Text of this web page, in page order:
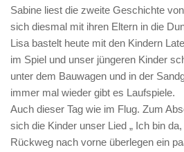
Sabine liest die zweite Geschichte
sich diesmal mit ihren Eltern in die
Lisa bastelt heute mit den Kindern
im Spiel und unser jüngeren Kinder
unter dem Bauwagen und in der
immer mal wieder gibt es Laufspiele.
Auch dieser Tag wie im Flug. Zum
sich die Kinder unser Lied „ Ich bin
Rückweg nach vorne überlegen ein